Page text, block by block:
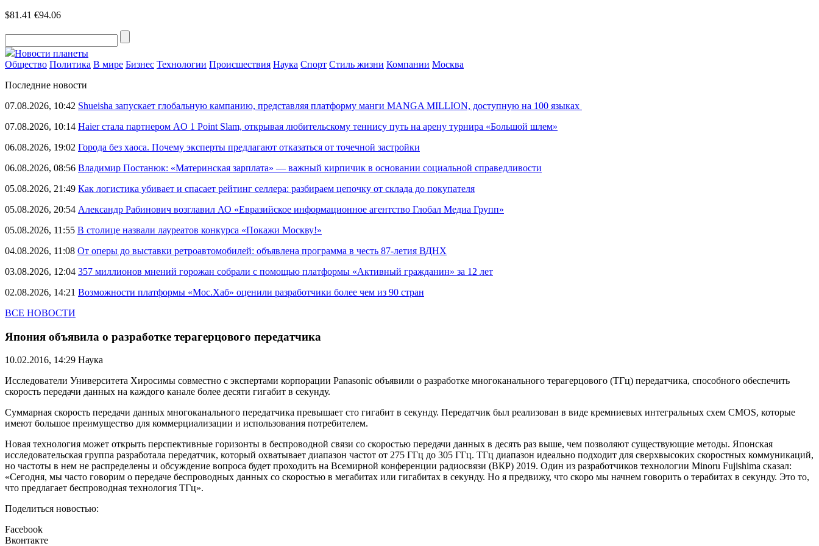
$81.41 €94.06
Новости планеты
Общество Политика В мире Бизнес Технологии Происшествия Наука Спорт Стиль жизни Компании Москва
Последние новости
07.08.2026, 10:42 Shueisha запускает глобальную кампанию, представляя платформу манги MANGA MILLION, доступную на 100 языках
07.08.2026, 10:14 Haier стала партнером AO 1 Point Slam, открывая любительскому теннису путь на арену турнира «Большой шлем»
06.08.2026, 19:02 Города без хаоса. Почему эксперты предлагают отказаться от точечной застройки
06.08.2026, 08:56 Владимир Постанюк: «Материнская зарплата» — важный кирпичик в основании социальной справедливости
05.08.2026, 21:49 Как логистика убивает и спасает рейтинг селлера: разбираем цепочку от склада до покупателя
05.08.2026, 20:54 Александр Рабинович возглавил АО «Евразийское информационное агентство Глобал Медиа Групп»
05.08.2026, 11:55 В столице назвали лауреатов конкурса «Покажи Москву!»
04.08.2026, 11:08 От оперы до выставки ретроавтомобилей: объявлена программа в честь 87-летия ВДНХ
03.08.2026, 12:04 357 миллионов мнений горожан собрали с помощью платформы «Активный гражданин» за 12 лет
02.08.2026, 14:21 Возможности платформы «Мос.Хаб» оценили разработчики более чем из 90 стран
ВСЕ НОВОСТИ
Япония объявила о разработке терагерцового передатчика
10.02.2016, 14:29 Наука
Исследователи Университета Хиросимы совместно с экспертами корпорации Panasonic объявили о разработке многоканального терагерцового (ТГц) передатчика, способного обеспечить
скорость передачи данных на каждого канале более десяти гигабит в секунду.
Суммарная скорость передачи данных многоканального передатчика превышает сто гигабит в секунду. Передатчик был реализован в виде кремниевых интегральных схем CMOS, которые
имеют большое преимущество для коммерциализации и использования потребителем.
Новая технология может открыть перспективные горизонты в беспроводной связи со скоростью передачи данных в десять раз выше, чем позволяют существующие методы. Японская
исследовательская группа разработала передатчик, который охватывает диапазон частот от 275 ГГц до 305 ГГц. ТГц диапазон идеально подходит для сверхвысоких скоростных коммуникаций,
но частоты в нем не распределены и обсуждение вопроса будет проходить на Всемирной конференции радиосвязи (ВКР) 2019. Один из разработчиков технологии Minoru Fujishima сказал:
«Сегодня, мы часто говорим о передаче беспроводных данных со скоростью в мегабитах или гигабитах в секунду. Но я предвижу, что скоро мы начнем говорить о терабитах в секунду. Это то,
что предлагает беспроводная технология ТГц».
Поделиться новостью:
Facebook
Вконтакте